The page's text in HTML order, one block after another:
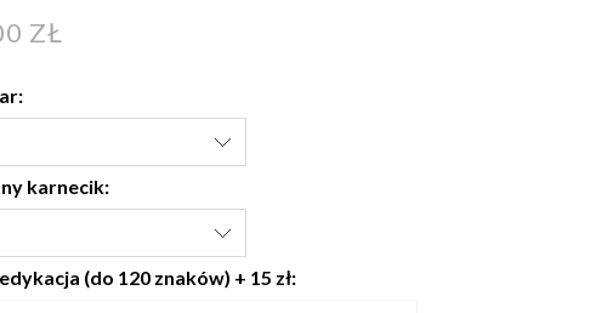
ZŁ
karnecik:
(do 120 znaków) + 15 zł: